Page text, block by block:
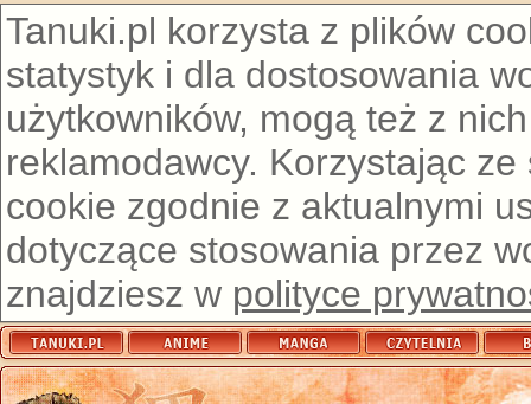
Tanuki.pl korzysta z plików
statystyk i dla dostosowania
użytkowników, mogą też z
reklamodawcy. Korzystając
cookie zgodnie z aktualnymi
dotyczące stosowania przez
znajdziesz w polityce